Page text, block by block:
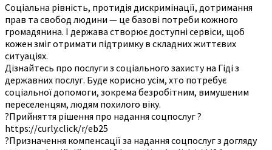
Соціальна рівність, протидія дискримінації, дотримання
прав та свобод людини — це базові потреби кожного
громадянина. І держава створює доступні сервіси, щоб
кожен зміг отримати підтримку в складних життєвих
ситуаціях.
Дізнайтесь про послуги з соціального захисту на Гіді з
державних послуг. Буде корисно усім, хто потребує
соціальної допомоги, зокрема безробітним, вимушеним
переселенцям, людям похилого віку.
?Прийняття рішення про надання соцпослуг ?
https://curly.click/r/eb25
?Призначення компенсації за надання соцпослуг з догляду